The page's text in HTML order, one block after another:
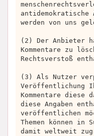
antidemokratische
werden von uns
(2) Der Anbieter
Kommentare zu
Rechtsverstoß
(3) Als Nutzer
Veröffentlichung
Kommentare
diese Angaben
veröffentlichen
Themen können in
damit weltweit